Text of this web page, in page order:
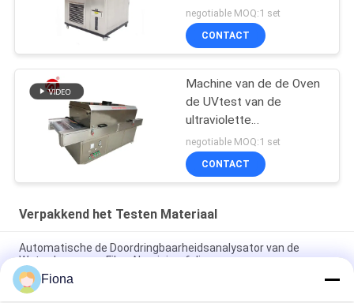
negotiable MOQ:1 set
CONTACT
Machine van de de Oven
de UVtest van de
ultraviolette
Stralingssterilisatie voor
Gezichtsmaskers,
UVsterilisatormachine
negotiable MOQ:1 set
CONTACT
Verpakkend het Testen Materiaal
Automatische de Doordringbaarheidsanalysator van de
Waterdamp voor Film, Aluminiumfolie
Van de het Golfkartondoos van ASTM D642 van de de
Fiona